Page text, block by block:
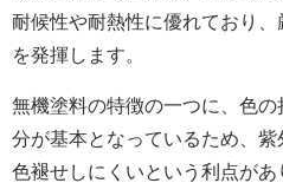
耐候性や耐熱性に優れており
を発揮します。
無機塗料の特徴の一つに、色
分が基本となっているため、紫
色褪せしにくいという利点が